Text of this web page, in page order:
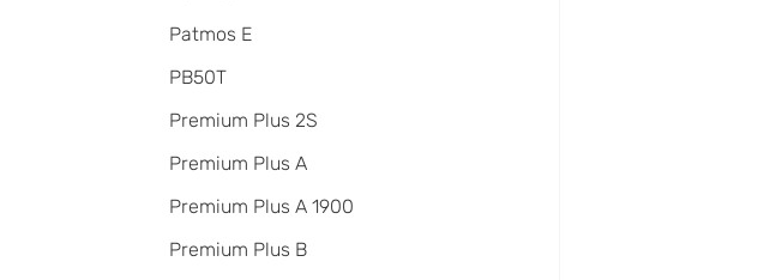
Patmos E
PB50T
Premium Plus 2S
Premium Plus A
Premium Plus A 1900
Premium Plus B